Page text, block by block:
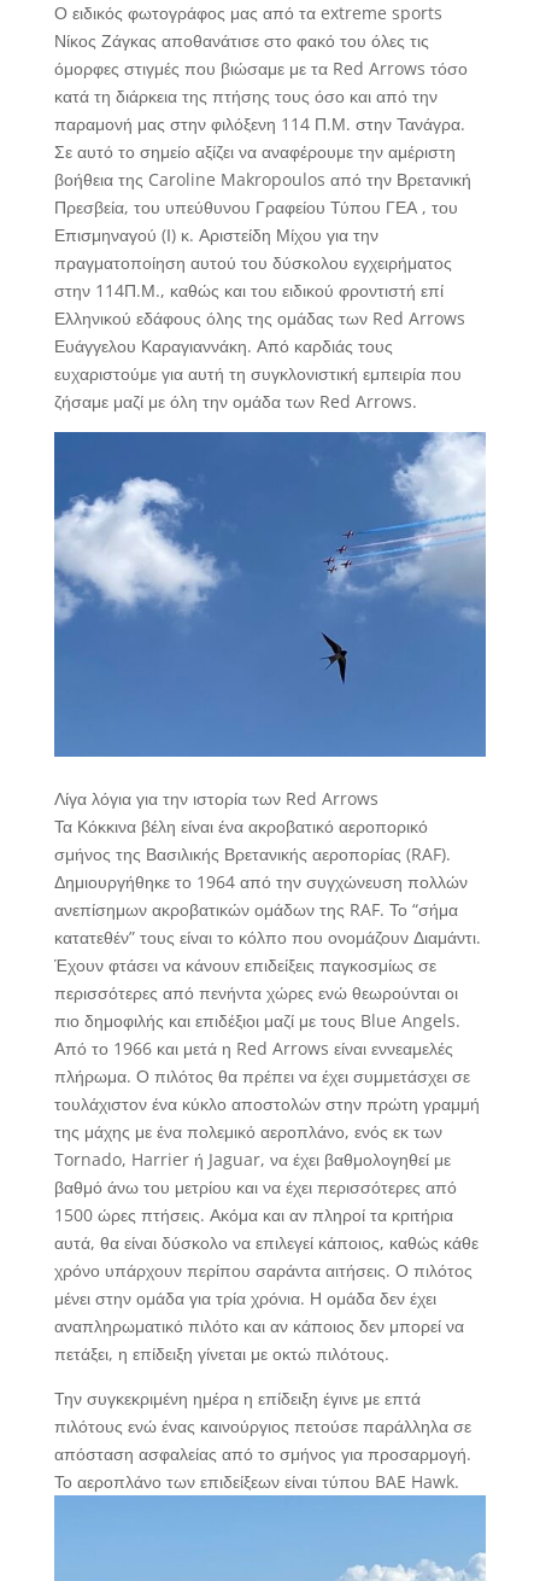
Ο ειδικός φωτογράφος μας από τα extreme sports
Νίκος Ζάγκας αποθανάτισε στο φακό του όλες τις
όμορφες στιγμές που βιώσαμε με τα Red Arrows τόσο
κατά τη διάρκεια της πτήσης τους όσο και από την
παραμονή μας στην φιλόξενη 114 Π.Μ. στην Τανάγρα.
Σε αυτό το σημείο αξίζει να αναφέρουμε την αμέριστη
βοήθεια της Caroline Makropoulos από την Βρετανική
Πρεσβεία, του υπεύθυνου Γραφείου Τύπου ΓΕΑ , του
Επισμηναγού (Ι) κ. Αριστείδη Μίχου για την
πραγματοποίηση αυτού του δύσκολου εγχειρήματος
στην 114Π.Μ., καθώς και του ειδικού φροντιστή επί
Ελληνικού εδάφους όλης της ομάδας των Red Arrows
Ευάγγελου Καραγιαννάκη. Από καρδιάς τους
ευχαριστούμε για αυτή τη συγκλονιστική εμπειρία που
ζήσαμε μαζί με όλη την ομάδα των Red Arrows.
Λίγα λόγια για την ιστορία των Red Arrows
Τα Κόκκινα βέλη είναι ένα ακροβατικό αεροπορικό
σμήνος της Βασιλικής Βρετανικής αεροπορίας (RAF).
Δημιουργήθηκε το 1964 από την συγχώνευση πολλών
ανεπίσημων ακροβατικών ομάδων της RAF. Το “σήμα
κατατεθέν” τους είναι το κόλπο που ονομάζουν Διαμάντι.
Έχουν φτάσει να κάνουν επιδείξεις παγκοσμίως σε
περισσότερες από πενήντα χώρες ενώ θεωρούνται οι
πιο δημοφιλής και επιδέξιοι μαζί με τους Blue Angels.
Από το 1966 και μετά η Red Arrows είναι εννεαμελές
πλήρωμα. Ο πιλότος θα πρέπει να έχει συμμετάσχει σε
τουλάχιστον ένα κύκλο αποστολών στην πρώτη γραμμή
της μάχης με ένα πολεμικό αεροπλάνο, ενός εκ των
Tornado, Harrier ή Jaguar, να έχει βαθμολογηθεί με
βαθμό άνω του μετρίου και να έχει περισσότερες από
1500 ώρες πτήσεις. Ακόμα και αν πληροί τα κριτήρια
αυτά, θα είναι δύσκολο να επιλεγεί κάποιος, καθώς κάθε
χρόνο υπάρχουν περίπου σαράντα αιτήσεις. Ο πιλότος
μένει στην ομάδα για τρία χρόνια. Η ομάδα δεν έχει
αναπληρωματικό πιλότο και αν κάποιος δεν μπορεί να
πετάξει, η επίδειξη γίνεται με οκτώ πιλότους.
Την συγκεκριμένη ημέρα η επίδειξη έγινε με επτά
πιλότους ενώ ένας καινούργιος πετούσε παράλληλα σε
απόσταση ασφαλείας από το σμήνος για προσαρμογή.
Το αεροπλάνο των επιδείξεων είναι τύπου BAE Hawk.